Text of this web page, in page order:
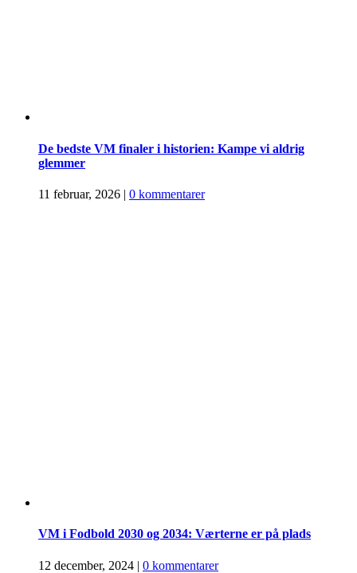
De bedste VM finaler i historien: Kampe vi aldrig
glemmer
11 februar, 2026 | 0 kommentarer
VM i Fodbold 2030 og 2034: Værterne er på plads
12 december, 2024 | 0 kommentarer